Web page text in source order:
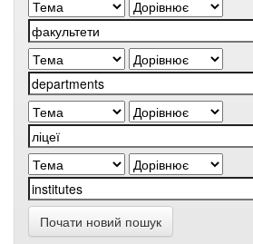
Почати новий пошук